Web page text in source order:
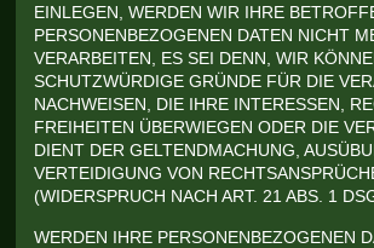
EINLEGEN, WERDEN WIR IHRE
PERSONENBEZOGENEN DATEN NICHT
VERARBEITEN, ES SEI DENN, WIR
SCHUTZWÜRDIGE GRÜNDE FÜR DIE
NACHWEISEN, DIE IHRE INTERESSEN,
FREIHEITEN ÜBERWIEGEN ODER DIE
DIENT DER GELTENDMACHUNG,
VERTEIDIGUNG VON
(WIDERSPRUCH NACH ART. 21 ABS. 1
WERDEN IHRE PERSONENBEZOGENEN